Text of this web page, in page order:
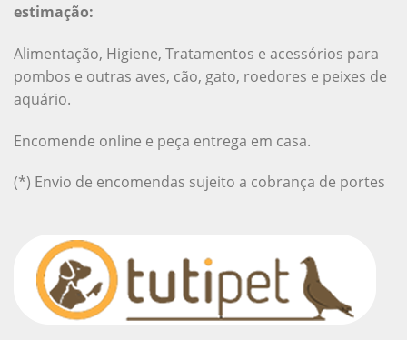
estimação:
Alimentação, Higiene, Tratamentos e acessórios para
pombos e outras aves, cão, gato, roedores e peixes de
aquário.
Encomende online e peça entrega em casa.
(*) Envio de encomendas sujeito a cobrança de portes